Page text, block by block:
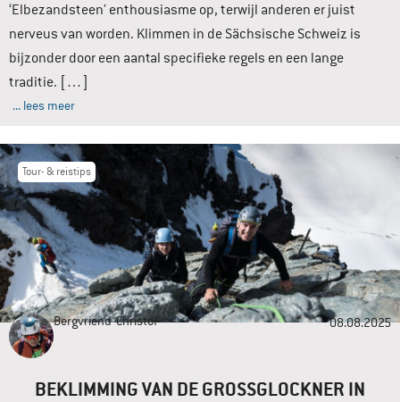
‘Elbezandsteen’ enthousiasme op, terwijl anderen er juist
nerveus van worden. Klimmen in de Sächsische Schweiz is
bijzonder door een aantal specifieke regels en een lange
traditie. […]
... lees meer
Tour- & reistips
Bergvriend Christof 08.08.2025
BEKLIMMING VAN DE GROSSGLOCKNER IN O